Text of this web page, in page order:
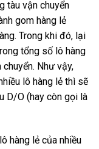
tàu vận chuyển
gom hàng lẻ
Trong khi đó, lại
tổng số lô hàng
Như vậy,
lô hàng lẻ thì sẽ
D/O (hay còn gọi là
hàng lẻ của nhiều